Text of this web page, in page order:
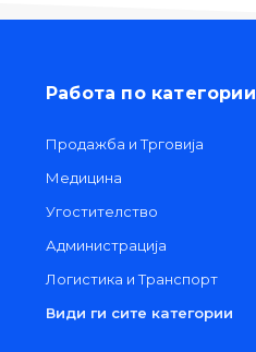
Работа по категории
Продажба и Трговија
Медицина
Угостителство
Администрација
Логистика и Транспорт
Види ги сите категории